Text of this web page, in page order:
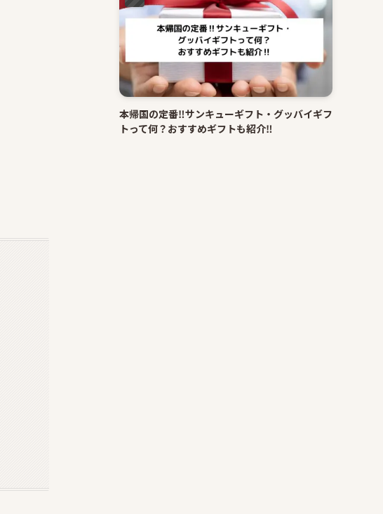
本帰国の定番‼サンキューギフト・グッバイギフ
トって何？おすすめギフトも紹介‼